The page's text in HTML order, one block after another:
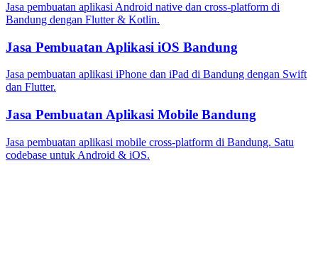
Jasa pembuatan aplikasi Android native dan cross-platform di
Bandung dengan Flutter & Kotlin.
Jasa Pembuatan Aplikasi iOS Bandung
Jasa pembuatan aplikasi iPhone dan iPad di Bandung dengan Swift
dan Flutter.
Jasa Pembuatan Aplikasi Mobile Bandung
Jasa pembuatan aplikasi mobile cross-platform di Bandung. Satu
codebase untuk Android & iOS.